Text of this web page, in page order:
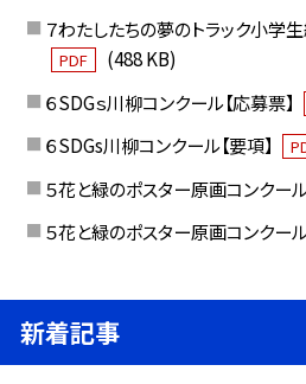
７わたしたちの夢のトラック小学
PDF
(488 KB)
６SDGｓ川柳コンクール【応募票】
６SDGs川柳コンクール【要項】
５花と緑のポスター原画コンクール
５花と緑のポスター原画コンクール
新着記事